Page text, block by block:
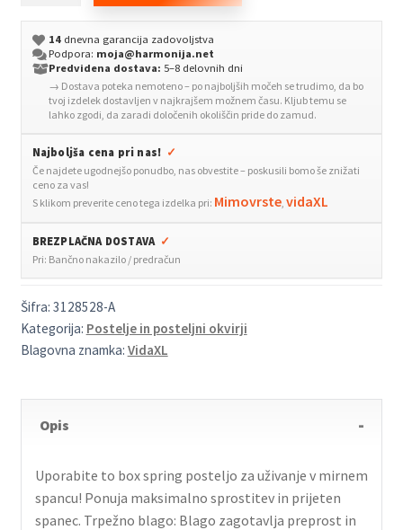
postelja
vzmetnico
temno
cm
blago
količina
14dnevna garancija zadovoljstva
Podpora: moja@harmonija.net
Predvidena dostava: 5–8 delovnih dni
→ Dostava poteka nemoteno – po najboljših močeh se trudimo, da bo
tvoj izdelek dostavljen v najkrajšem možnem času. Kljub temu se
lahko zgodi, da zaradi določenih okoliščin pride do zamud.
Najboljša cena pri nas! ✓
Če najdete ugodnejšo ponudbo, nas obvestite – poskusili bomo še znižati
ceno za vas!
S klikom preverite ceno tega izdelka pri: Mimovrste, vidaXL
BREZPLAČNA DOSTAVA ✓
Pri: Bančno nakazilo / predračun
Šifra: 3128528-A
Kategorija: Postelje in posteljni okvirji
Blagovna znamka: VidaXL
Opis
Uporabite to box spring posteljo za uživanje v mirnem
spancu! Ponuja maksimalno sprostitev in prijeten
spanec. Trpežno blago: Blago zagotavlja preprost in